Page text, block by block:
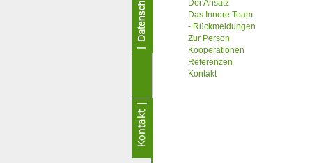
Der Ansatz
Das Innere Team
- Rückmeldungen
Zur Person
Kooperationen
Referenzen
Kontakt